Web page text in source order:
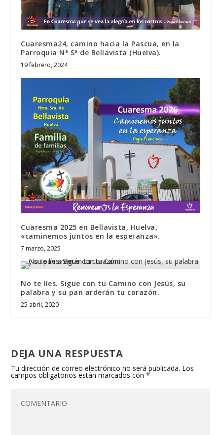
Cuaresma24, camino hacia la Pascua, en la
Parroquia Nª Sª de Bellavista (Huelva).
19 febrero, 2024
Cuaresma 2025 en Bellavista, Huelva,
«caminemos juntos en la esperanza».
7 marzo, 2025
No te líes. Sigue con tu Camino con Jesús, su
palabra y su pan arderán tu corazón.
25 abril, 2020
DEJA UNA RESPUESTA
Tu dirección de correo electrónico no será publicada. Los
campos obligatorios están marcados con*